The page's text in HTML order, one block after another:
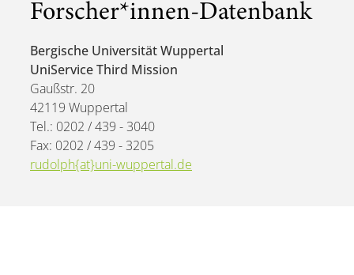
Forscher*innen-Datenbank
Bergische Universität Wuppertal
UniService Third Mission
Gaußstr. 20
42119 Wuppertal
Tel.: 0202 / 439 - 3040
Fax: 0202 / 439 - 3205
rudolph{at}uni-wuppertal.de